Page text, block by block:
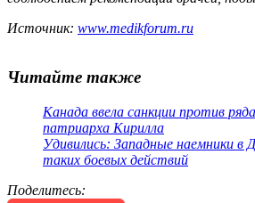
Источник: www.medikforum.ru
Читайте также
Канада ввела санкции против
патриарха Кирилла
Удивились: Западные наемники в
таких боевых действий
Поделитесь: